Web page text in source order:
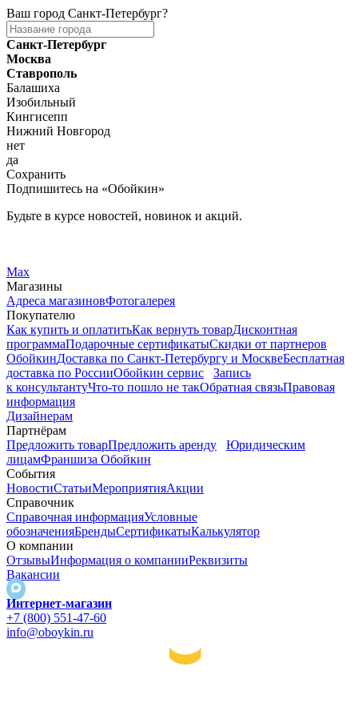
Ваш город Санкт-Петербург?
Санкт-Петербург
Москва
Ставрополь
Балашиха
Изобильный
Кингисепп
Нижний Новгород
нет
да
Сохранить
Подпишитесь на «Обойкин»
Будьте в курсе новостей, новинок и акций.
Max
Магазины
Адреса магазиновФотогалерея
Покупателю
Как купить и оплатитьКак вернуть товарДисконтная
программаПодарочные сертификатыСкидки от партнеров
ОбойкинДоставка по Санкт-Петербургу и МосквеБесплатная
доставка по РоссииОбойкин сервис
Запись
к консультантуЧто-то пошло не такОбратная связьПравовая
информация
Дизайнерам
Партнёрам
Предложить товарПредложить аренду
Юридическим
лицамФраншиза Обойкин
События
НовостиСтатьиМероприятияАкции
Справочник
Справочная информацияУсловные
обозначенияБрендыСертификатыКалькулятор
О компании
ОтзывыИнформация о компанииРеквизиты
Вакансии
Интернет-магазин
+7 (800) 551-47-60
info@oboykin.ru